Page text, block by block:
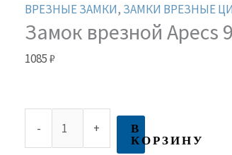
ВРЕЗНЫЕ ЗАМКИ, ЗАМКИ ВРЕЗНЫЕ
Замок врезной Apecs
1085₽
- + В
КОРЗИНУ